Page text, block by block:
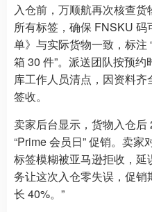
入仓前，万顺航再次核查
所有标签，确保 FNSKU
单》与实际货物一致，标注
箱 30 件”。派送团队按预
库工作人员清点，因资料
签收。
卖家后台显示，货物入仓
“Prime 会员日” 促销。卖家
标签模糊被亚马逊拒收，
务让这次入仓零失误，促
长 40%。”